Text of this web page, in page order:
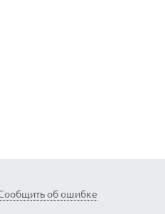
об ошибке